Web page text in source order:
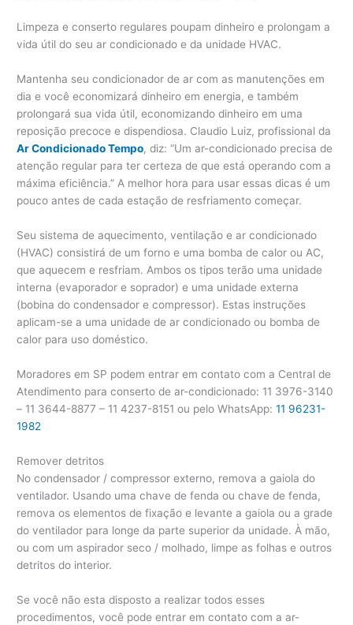
Limpeza e conserto regulares poupam dinheiro e prolongam a
vida útil do seu ar condicionado e da unidade HVAC.
Mantenha seu condicionador de ar com as manutenções em
dia e você economizará dinheiro em energia, e também
prolongará sua vida útil, economizando dinheiro em uma
reposição precoce e dispendiosa. Claudio Luiz, profissional da
Ar Condicionado Tempo, diz: “Um ar-condicionado precisa de
atenção regular para ter certeza de que está operando com a
máxima eficiência.” A melhor hora para usar essas dicas é um
pouco antes de cada estação de resfriamento começar.
Seu sistema de aquecimento, ventilação e ar condicionado
(HVAC) consistirá de um forno e uma bomba de calor ou AC,
que aquecem e resfriam. Ambos os tipos terão uma unidade
interna (evaporador e soprador) e uma unidade externa
(bobina do condensador e compressor). Estas instruções
aplicam-se a uma unidade de ar condicionado ou bomba de
calor para uso doméstico.
Moradores em SP podem entrar em contato com a Central de
Atendimento para conserto de ar-condicionado: 11 3976-3140
– 11 3644-8877 – 11 4237-8151 ou pelo WhatsApp:11 96231-
1982
Remover detritos
No condensador / compressor externo, remova a gaiola do
ventilador. Usando uma chave de fenda ou chave de fenda,
remova os elementos de fixação e levante a gaiola ou a grade
do ventilador para longe da parte superior da unidade. À mão,
ou com um aspirador seco / molhado, limpe as folhas e outros
detritos do interior.
Se você não esta disposto a realizar todos esses
procedimentos, você pode entrar em contato com a ar-